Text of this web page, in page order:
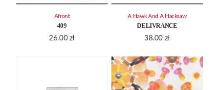
409
26.00 zł
Afront
DELIVRANCE
38.00 zł
A Hawk And A Hacksaw